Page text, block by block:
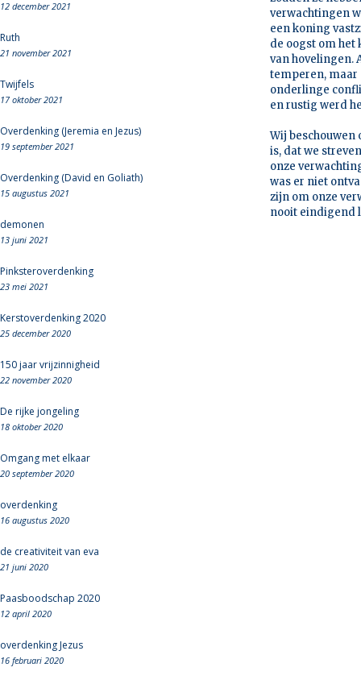
12 december 2021
Ruth
21 november 2021
Twijfels
17 oktober 2021
Overdenking (Jeremia en Jezus)
19 september 2021
Overdenking (David en Goliath)
15 augustus 2021
demonen
13 juni 2021
Pinksteroverdenking
23 mei 2021
Kerstoverdenking 2020
25 december 2020
150 jaar vrijzinnigheid
22 november 2020
De rijke jongeling
18 oktober 2020
Omgang met elkaar
20 september 2020
overdenking
16 augustus 2020
de creativiteit van eva
21 juni 2020
Paasboodschap 2020
12 april 2020
overdenking Jezus
16 februari 2020
verwachtingen
een koning
de oogst om
van hovelingen.
temperen, maar
onderlinge
en rustig werd
Wij
is, dat we
onze
was er niet
zijn om onze
nooit eindigend